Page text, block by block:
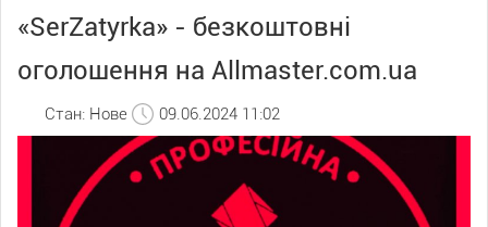
«SerZatyrka» - безкоштовні
оголошення на Allmaster.com.ua
Стан: Нове 09.06.2024 11:02